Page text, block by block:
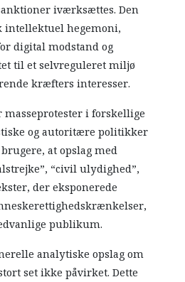
iværksættes. Den
hegemoni,
digital modstand og
til et selvreguleret miljø
kræfters interesser.
masseprotester i forskellige
og autoritære politikker
at opslag med
“civil ulydighed”,
der eksponerede
publikum.
analytiske opslag om
set ikke påvirket. Dette